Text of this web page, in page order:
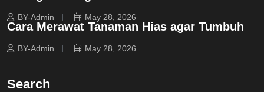
BY-Admin May 28, 2026
Cara Merawat Tanaman Hias agar Tumbuh
BY-Admin May 28, 2026
Search